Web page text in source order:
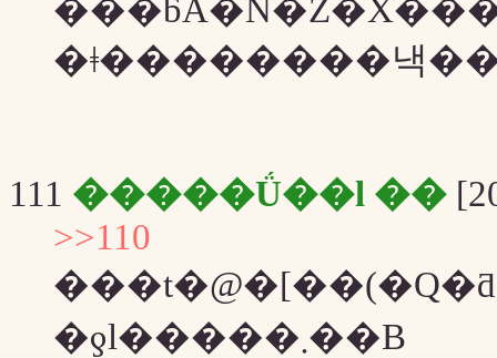
�ǂ��������낵
111 �����Ǘ��l ��
>>110
�ƍl�����܂��B